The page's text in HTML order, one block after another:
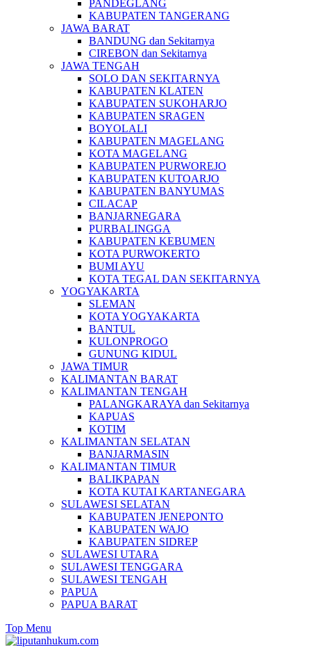
PANDEGLANG
KABUPATEN TANGERANG
JAWA BARAT
BANDUNG dan Sekitarnya
CIREBON dan Sekitarnya
JAWA TENGAH
SOLO DAN SEKITARNYA
KABUPATEN KLATEN
KABUPATEN SUKOHARJO
KABUPATEN SRAGEN
BOYOLALI
KABUPATEN MAGELANG
KOTA MAGELANG
KABUPATEN PURWOREJO
KABUPATEN KUTOARJO
KABUPATEN BANYUMAS
CILACAP
BANJARNEGARA
PURBALINGGA
KABUPATEN KEBUMEN
KOTA PURWOKERTO
BUMI AYU
KOTA TEGAL DAN SEKITARNYA
YOGYAKARTA
SLEMAN
KOTA YOGYAKARTA
BANTUL
KULONPROGO
GUNUNG KIDUL
JAWA TIMUR
KALIMANTAN BARAT
KALIMANTAN TENGAH
PALANGKARAYA dan Sekitarnya
KAPUAS
KOTIM
KALIMANTAN SELATAN
BANJARMASIN
KALIMANTAN TIMUR
BALIKPAPAN
KOTA KUTAI KARTANEGARA
SULAWESI SELATAN
KABUPATEN JENEPONTO
KABUPATEN WAJO
KABUPATEN SIDREP
SULAWESI UTARA
SULAWESI TENGGARA
SULAWESI TENGAH
PAPUA
PAPUA BARAT
Top Menu